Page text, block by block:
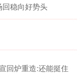
稳向好势头
回炉重造:还能挺住